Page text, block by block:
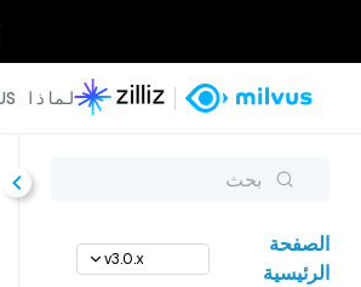
لماذا MILVUS؟
بحث
الصفحة
الرئيسية
v3.0.x